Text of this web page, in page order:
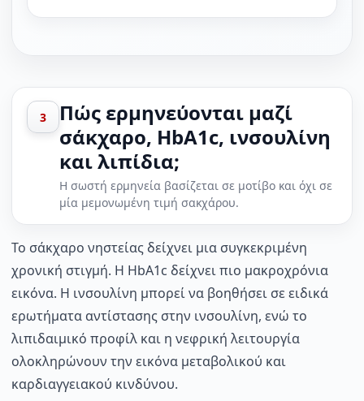
3
Πώς ερμηνεύονται μαζί
σάκχαρο, HbA1c, ινσουλίνη
και λιπίδια;
Η σωστή ερμηνεία βασίζεται σε μοτίβο και όχι σε
μία μεμονωμένη τιμή σακχάρου.
Το σάκχαρο νηστείας δείχνει μια συγκεκριμένη
χρονική στιγμή. Η HbA1c δείχνει πιο μακροχρόνια
εικόνα. Η ινσουλίνη μπορεί να βοηθήσει σε ειδικά
ερωτήματα αντίστασης στην ινσουλίνη, ενώ το
λιπιδαιμικό προφίλ και η νεφρική λειτουργία
ολοκληρώνουν την εικόνα μεταβολικού και
καρδιαγγειακού κινδύνου.